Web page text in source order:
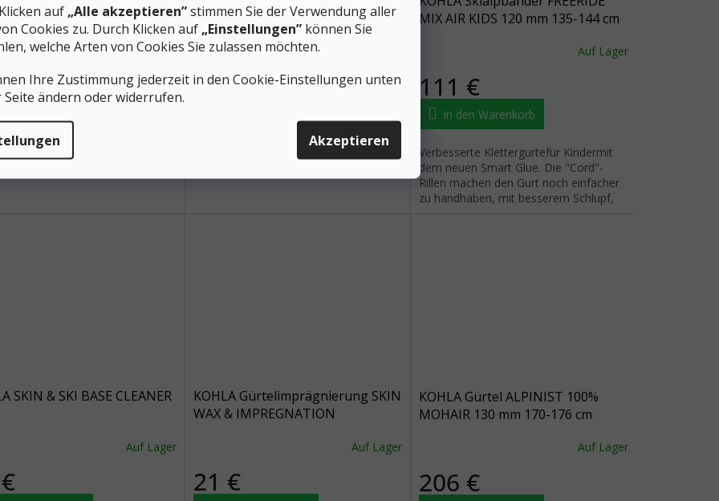
auf „Alle akzeptieren”stimmen Sie der Verwendung aller
Cookies zu. Durch Klicken auf „Einstellungen” können Sie
welche Arten von Cookies Sie zulassen möchten.
Ihre Zustimmung jederzeit in den Cookie-Einstellungen unten
Seite ändern oder widerrufen.
Akzeptieren
86 / LOGIC 86 - 161
Auf Lager
€
angepasst an die
AXESS 86 / LOGIC 86 - 154
135 €
Klettergurte angepasst an die
MIX AIR KIDS 120 mm 135-144 cm
Auf Lager
111 €
In den Warenkorb
Verbesserte Klettergurtefür Kindermit
dem neuen Smart Glue. Die "Cord"-
Rillen machen den Gurt noch einfacher
zu handhaben, mit besserem Schlupf,
SKIN & SKI BASE CLEANER
Auf Lager
KOHLA Gürtelimprägnierung SKIN
WAX & IMPREGNATION
Auf Lager
21 €
KOHLA Gürtel ALPINIST 100%
MOHAIR 130 mm 170-176 cm
Auf Lager
206 €